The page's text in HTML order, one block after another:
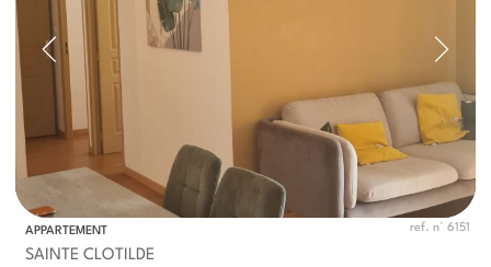
APPARTEMENT ref. n° 6151
SAINTE CLOTILDE